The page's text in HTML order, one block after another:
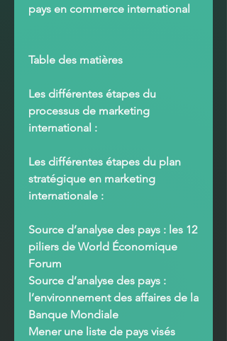
pays en commerce international
Table des matières
Les différentes étapes du
processus de marketing
international :
Les différentes étapes du plan
stratégique en marketing
internationale :
Source d’analyse des pays : les 12
piliers de World Économique
Forum
Source d’analyse des pays :
l’environnement des affaires de la
Banque Mondiale
Mener une liste de pays visés